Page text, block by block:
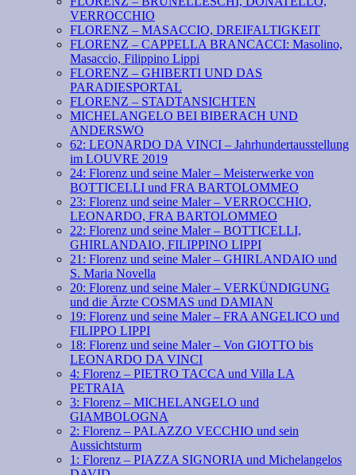
VERROCCHIO
FLORENZ – MASACCIO, DREIFALTIGKEIT
FLORENZ – CAPPELLA BRANCACCI: Masolino,
Masaccio, Filippino Lippi
FLORENZ – GHIBERTI UND DAS
PARADIESPORTAL
FLORENZ – STADTANSICHTEN
MICHELANGELO BEI BIBERACH UND
ANDERSWO
62: LEONARDO DA VINCI – Jahrhundertausstellung
im LOUVRE 2019
24: Florenz und seine Maler – Meisterwerke von
BOTTICELLI und FRA BARTOLOMMEO
23: Florenz und seine Maler – VERROCCHIO,
LEONARDO, FRA BARTOLOMMEO
22: Florenz und seine Maler – BOTTICELLI,
GHIRLANDAIO, FILIPPINO LIPPI
21: Florenz und seine Maler – GHIRLANDAIO und
S. Maria Novella
20: Florenz und seine Maler – VERKÜNDIGUNG
und die Ärzte COSMAS und DAMIAN
19: Florenz und seine Maler – FRA ANGELICO und
FILIPPO LIPPI
18: Florenz und seine Maler – Von GIOTTO bis
LEONARDO DA VINCI
4: Florenz – PIETRO TACCA und Villa LA
PETRAIA
3: Florenz – MICHELANGELO und
GIAMBOLOGNA
2: Florenz – PALAZZO VECCHIO und sein
Aussichtsturm
1: Florenz – PIAZZA SIGNORIA und Michelangelos